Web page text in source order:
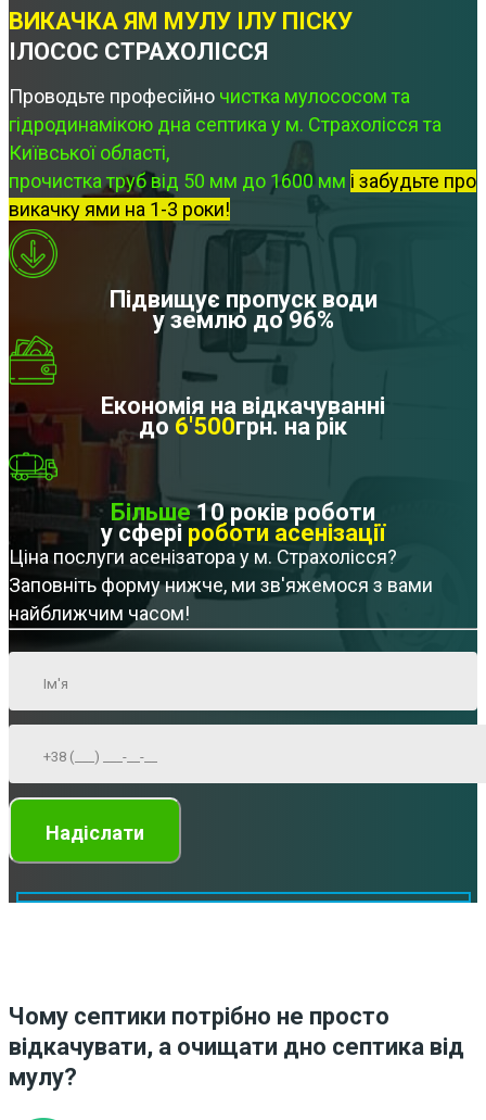
ВИКАЧКА ЯМ МУЛУ ІЛУ ПІСКУ
ІЛОСОС СТРАХОЛІССЯ
Проводьте професійно чистка мулососом та
гідродинамікою дна септика у м. Страхолісся та
Київської області,
прочистка труб від 50 мм до 1600 мм і забудьте про
викачку ями на 1-3 роки!
Підвищує пропуск води
у землю до 96%
Економія на відкачуванні
до 6'500грн. на рік
Більше10 років роботи
у сфері роботи асенізації
Ціна послуги асенізатора у м. Страхолісся?
Заповніть форму нижче, ми зв'яжемося з вами
найближчим часом!
Чому септики потрібно не просто
відкачувати, а очищати дно септика від
мулу?